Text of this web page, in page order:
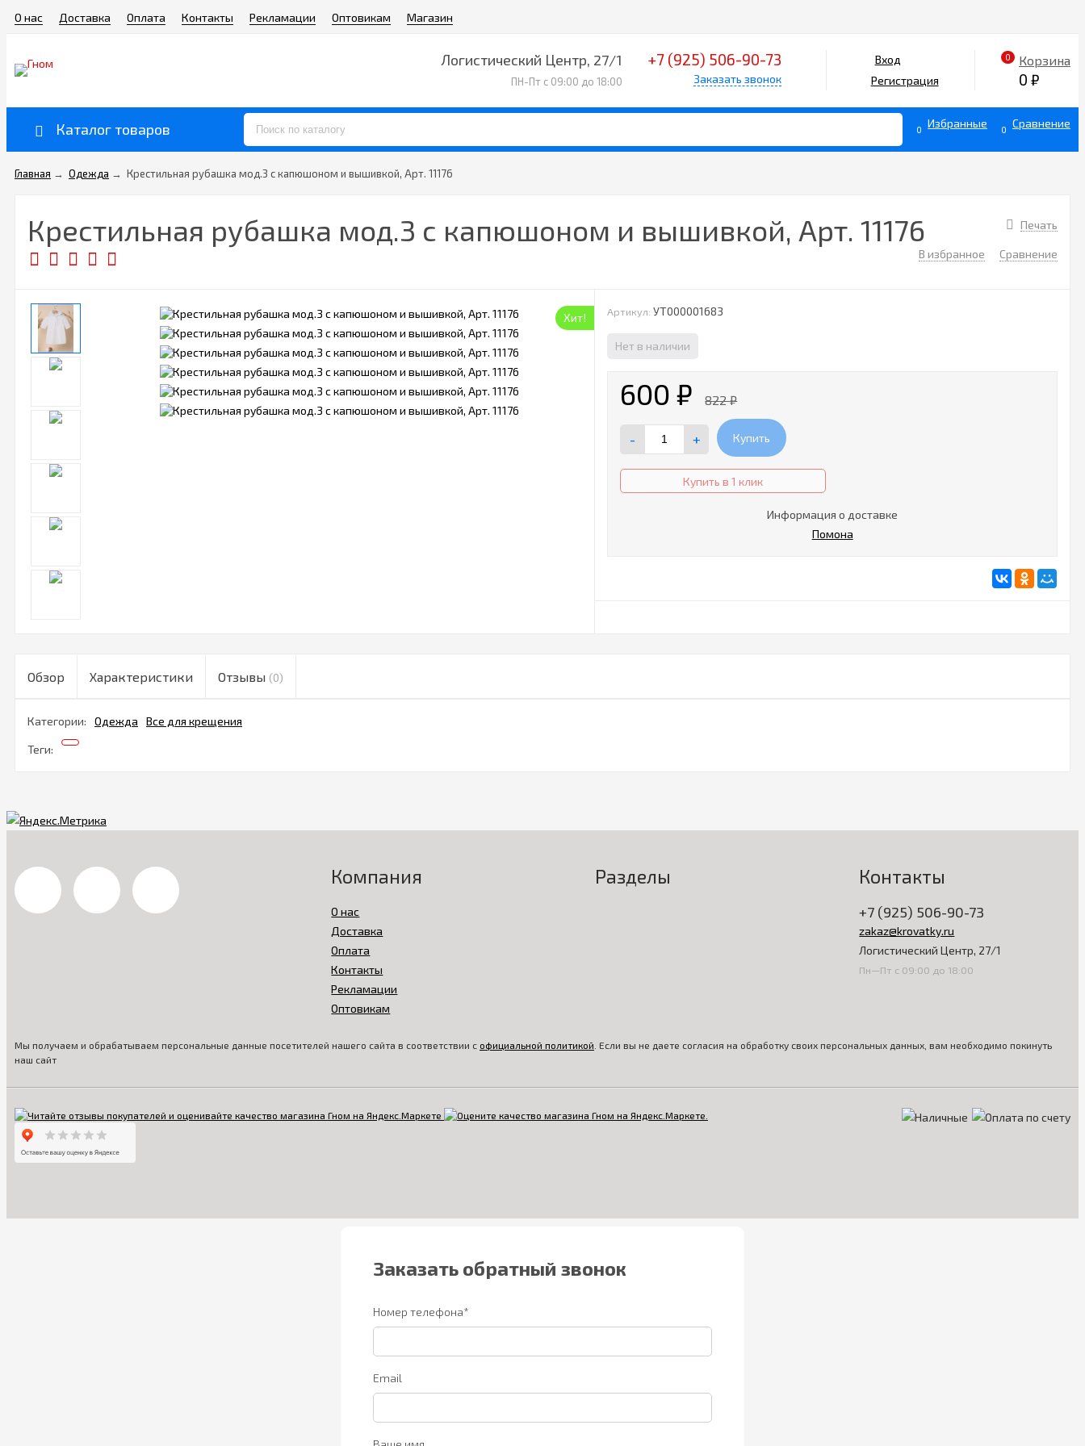
О нас Доставка Оплата Контакты Рекламации Оптовикам Магазин
Логистический Центр, 27/1
ПН-Пт с 09:00 до 18:00
+7 (925) 506-90-73
Заказать звонок
Вход
Регистрация
0 Корзина
0 ₽
Каталог товаров 0 Избранные 0 Сравнение
Главная → Одежда → Крестильная рубашка мод.3 с капюшоном и вышивкой, Арт. 11176
Печать
Крестильная рубашка мод.3 с капюшоном и вышивкой, Арт. 11176
В избранное Сравнение
Хит! Артикул: УТ000001683
Нет в наличии
600₽ 822₽
- + Купить
Купить в 1 клик
Информация о доставке
Помона
Обзор Характеристики Отзывы (0)
Категории: Одежда Все для крещения
Теги:
Компания
О нас
Доставка
Оплата
Контакты
Рекламации
Оптовикам
Разделы Контакты
+7 (925) 506-90-73
zakaz@krovatky.ru
Логистический Центр, 27/1
Пн—Пт с 09:00 до 18:00
Мы получаем и обрабатываем персональные данные посетителей нашего сайта в соответствии с официальной политикой . Если вы не даете согласия на обработку своих персональных данных, вам необходимо покинуть
наш сайт
Заказать обратный звонок
Номер телефона*
Email